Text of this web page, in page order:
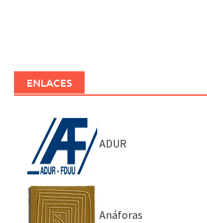
ENLACES
ADUR
Anáforas